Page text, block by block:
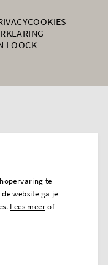
COOKIES
LOOCK
te
website ga je
Lees meerof